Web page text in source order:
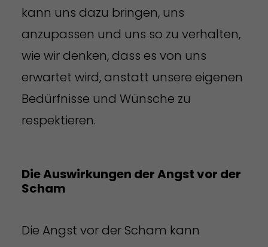
kann uns dazu bringen, uns
anzupassen und uns so zu verhalten,
wie wir denken, dass es von uns
erwartet wird, anstatt unsere eigenen
Bedürfnisse und Wünsche zu
respektieren.
Die Auswirkungen der Angst vor der
Scham
Die Angst vor der Scham kann